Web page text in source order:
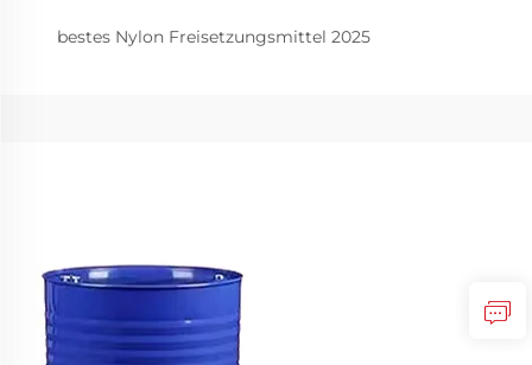
bestes Nylon Freisetzungsmittel 2025